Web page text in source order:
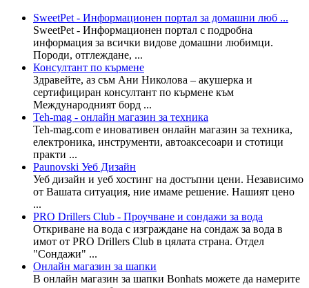
SweetPet - Информационен портал за домашни люб ...
SweetPet - Информационен портал с подробна
информация за всички видове домашни любимци.
Породи, отглеждане, ...
Консултант по кърмене
Здравейте, аз съм Ани Николова – акушерка и
сертифициран консултант по кърмене към
Международният борд ...
Teh-mag - онлайн магазин за техника
Teh-mag.com е иновативен онлайн магазин за техника,
електроника, инструменти, автоаксесоари и стотици
практи ...
Paunovski Уеб Дизайн
Уеб дизайн и уеб хостинг на достъпни цени. Независимо
от Вашата ситуация, ние имаме решение. Нашият цено
...
PRO Drillers Club - Проучване и сондажи за вода
Откриване на вода с изграждане на сондаж за вода в
имот от PRO Drillers Club в цялата страна. Отдел
"Сондажи" ...
Онлайн магазин за шапки
В онлайн магазин за шапки Bonhats можете да намерите